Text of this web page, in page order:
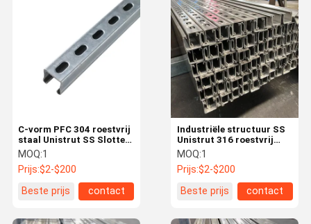
C-vorm PFC 304 roestvrij
staal Unistrut SS Slotted
Channel Custom Made
MOQ:1
Prijs:$2-$200
Beste prijs
contact
Industriële structuur SS
Unistrut 316 roestvrij
staal voor glas 6 inch
MOQ:1
Prijs:$2-$200
Beste prijs
contact